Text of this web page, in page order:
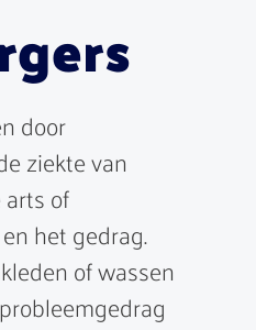
door
ziekte van
of
het gedrag.
of wassen